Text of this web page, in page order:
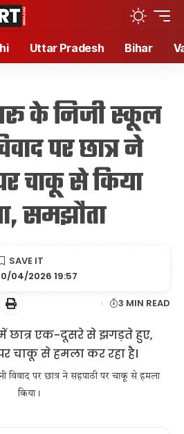
Uttar Pradesh Bihar
के निजी स्कूल
पर छात्र ने
चाकू से किया
समझौता
04/2026 19:57
3 MIN READ
पर छात्र ने सहपाठी पर चाकू से हमला
किया।